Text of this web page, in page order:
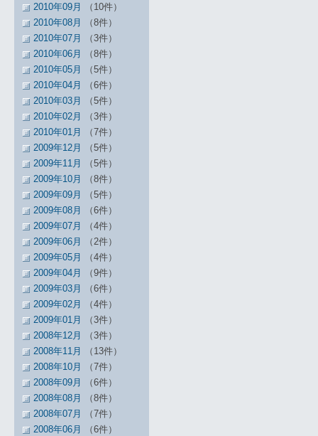
2010年09月
（10件）
2010年08月
（8件）
2010年07月
（3件）
2010年06月
（8件）
2010年05月
（5件）
2010年04月
（6件）
2010年03月
（5件）
2010年02月
（3件）
2010年01月
（7件）
2009年12月
（5件）
2009年11月
（5件）
2009年10月
（8件）
2009年09月
（5件）
2009年08月
（6件）
2009年07月
（4件）
2009年06月
（2件）
2009年05月
（4件）
2009年04月
（9件）
2009年03月
（6件）
2009年02月
（4件）
2009年01月
（3件）
2008年12月
（3件）
2008年11月
（13件）
2008年10月
（7件）
2008年09月
（6件）
2008年08月
（8件）
2008年07月
（7件）
2008年06月
（6件）